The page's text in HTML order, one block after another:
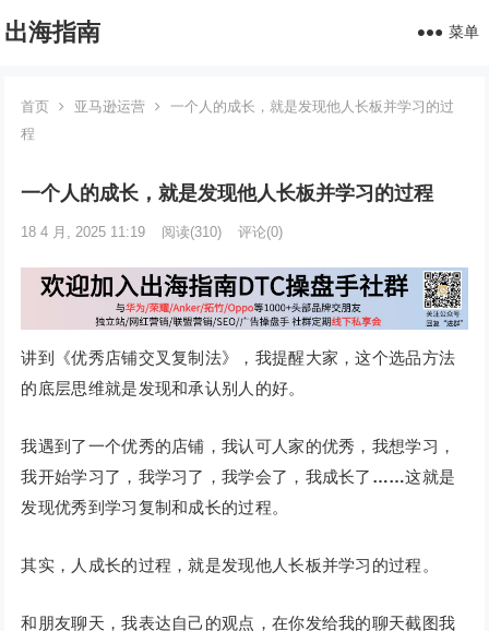
出海指南 菜单
首页 亚马逊运营
一个人的成长，就是发现他人长板并学习的过
程
一个人的成长，就是发现他人长板并学习的过程
18 4 月, 2025 11:19 阅读(310) 评论(0)
讲到《优秀店铺交叉复制法》，我提醒大家，这个选品方法
的底层思维就是发现和承认别人的好。
我遇到了一个优秀的店铺，我认可人家的优秀，我想学习，
我开始学习了，我学习了，我学会了，我成长了 ……这就是
发现优秀到学习复制和成长的过程。
其实，人成长的过程，就是发现他人长板并学习的过程。
和朋友聊天，我表达自己的观点，在你发给我的聊天截图我